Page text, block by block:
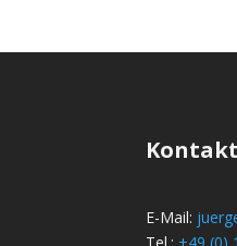
Kontakt
E-Mail: